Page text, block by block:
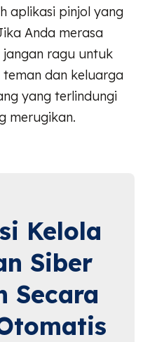
aplikasi pinjol yang
Anda merasa
ragu untuk
dan keluarga
yang terlindungi
merugikan.
Kelola
Siber
Secara